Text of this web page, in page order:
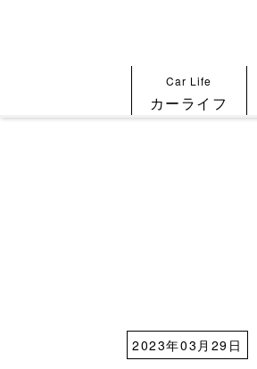
Car Life
カーライフ
2023年03月29日